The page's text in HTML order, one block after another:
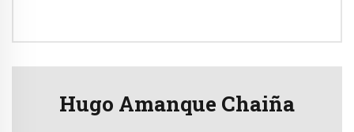
Hugo Amanque Chaiña